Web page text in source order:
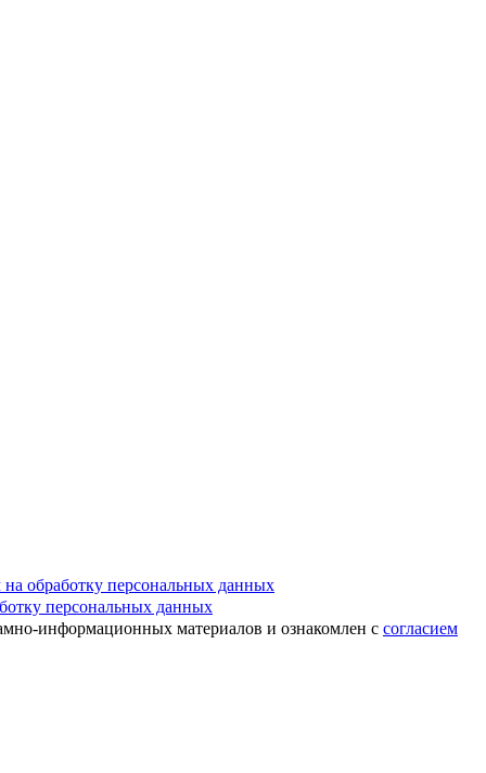
на обработку персональных данных
персональных данных
информационных материалов и ознакомлен с согласием